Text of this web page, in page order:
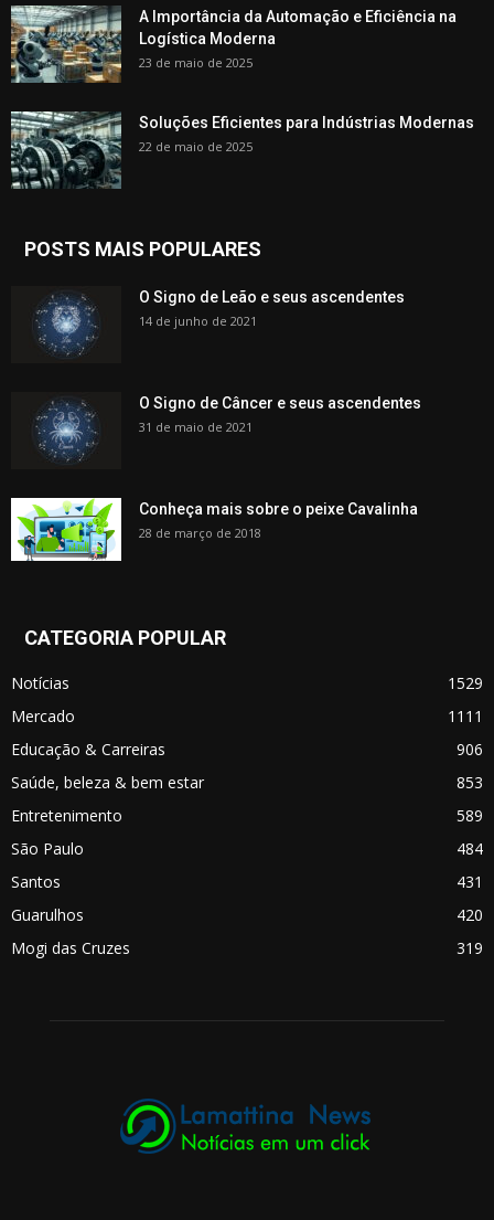
A Importância da Automação e Eficiência na
Logística Moderna
23 de maio de 2025
Soluções Eficientes para Indústrias Modernas
22 de maio de 2025
POSTS MAIS POPULARES
O Signo de Leão e seus ascendentes
14 de junho de 2021
O Signo de Câncer e seus ascendentes
31 de maio de 2021
Conheça mais sobre o peixe Cavalinha
28 de março de 2018
CATEGORIA POPULAR
Notícias
1529
Mercado
1111
Educação & Carreiras
906
Saúde, beleza & bem estar
853
Entretenimento
589
São Paulo
484
Santos
431
Guarulhos
420
Mogi das Cruzes
319